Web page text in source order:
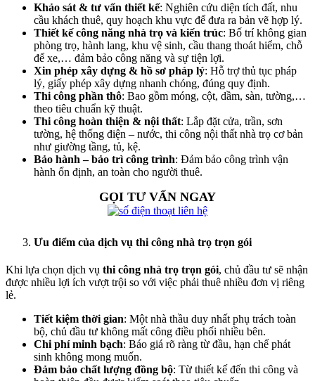
Khảo sát & tư vấn thiết kế: Nghiên cứu diện tích đất, nhu
cầu khách thuê, quy hoạch khu vực để đưa ra bản vẽ hợp lý.
Thiết kế công năng nhà trọ và kiến trúc: Bố trí không gian
phòng trọ, hành lang, khu vệ sinh, cầu thang thoát hiểm, chỗ
để xe,… đảm bảo công năng và sự tiện lợi.
Xin phép xây dựng & hồ sơ pháp lý: Hỗ trợ thủ tục pháp
lý, giấy phép xây dựng nhanh chóng, đúng quy định.
Thi công phần thô: Bao gồm móng, cột, dầm, sàn, tường,…
theo tiêu chuẩn kỹ thuật.
Thi công hoàn thiện & nội thất: Lắp đặt cửa, trần, sơn
tường, hệ thống điện – nước, thi công nội thất nhà trọ cơ bản
như giường tầng, tủ, kệ.
Bảo hành – bảo trì công trình: Đảm bảo công trình vận
hành ổn định, an toàn cho người thuê.
GỌI TƯ VẤN NGAY
Ưu điểm của dịch vụ thi công nhà trọ trọn gói
Khi lựa chọn dịch vụ thi công nhà trọ trọn gói, chủ đầu tư sẽ nhận
được nhiều lợi ích vượt trội so với việc phải thuê nhiều đơn vị riêng
lẻ.
Tiết kiệm thời gian: Một nhà thầu duy nhất phụ trách toàn
bộ, chủ đầu tư không mất công điều phối nhiều bên.
Chi phí minh bạch: Báo giá rõ ràng từ đầu, hạn chế phát
sinh không mong muốn.
Đảm bảo chất lượng đồng bộ: Từ thiết kế đến thi công và